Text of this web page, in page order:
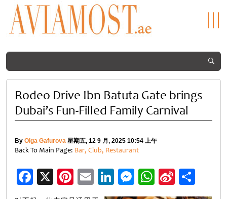
Rodeo Drive Ibn Batuta Gate brings
Dubai’s Fun-Filled Family Carnival
By Olga Gafurova 星期五, 12 9 月, 2025 10:54 上午
Back To Main Page: Bar, Club, Restaurant
Facebook
X Pinterest
EmailLinkedIn
Messenger
WhatsApp
Sina
Weibo
享